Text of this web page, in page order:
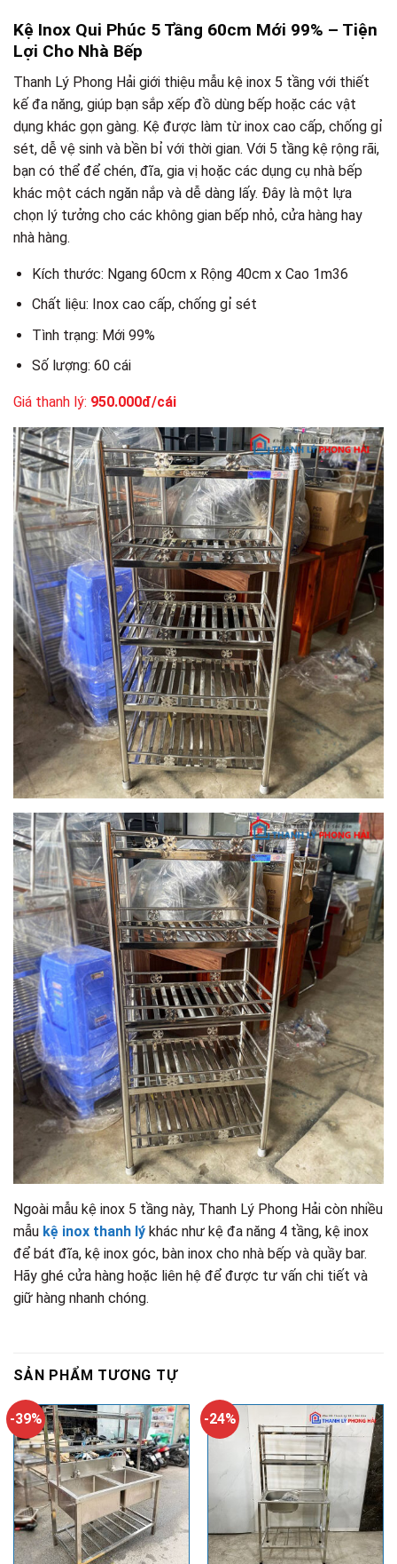
Kệ Inox Qui Phúc 5 Tầng 60cm Mới 99% – Tiện
Lợi Cho Nhà Bếp
Thanh Lý Phong Hải giới thiệu mẫu kệ inox 5 tầng với thiết
kế đa năng, giúp bạn sắp xếp đồ dùng bếp hoặc các vật
dụng khác gọn gàng. Kệ được làm từ inox cao cấp, chống gỉ
sét, dễ vệ sinh và bền bỉ với thời gian. Với 5 tầng kệ rộng rãi,
bạn có thể để chén, đĩa, gia vị hoặc các dụng cụ nhà bếp
khác một cách ngăn nắp và dễ dàng lấy. Đây là một lựa
chọn lý tưởng cho các không gian bếp nhỏ, cửa hàng hay
nhà hàng.
Kích thước: Ngang 60cm x Rộng 40cm x Cao 1m36
Chất liệu: Inox cao cấp, chống gỉ sét
Tình trạng: Mới 99%
Số lượng: 60 cái
Giá thanh lý: 950.000đ/cái
Ngoài mẫu kệ inox 5 tầng này, Thanh Lý Phong Hải còn nhiều
mẫu kệ inox thanh lý khác như kệ đa năng 4 tầng, kệ inox
để bát đĩa, kệ inox góc, bàn inox cho nhà bếp và quầy bar.
Hãy ghé cửa hàng hoặc liên hệ để được tư vấn chi tiết và
giữ hàng nhanh chóng.
SẢN PHẨM TƯƠNG TỰ
-39% -24%